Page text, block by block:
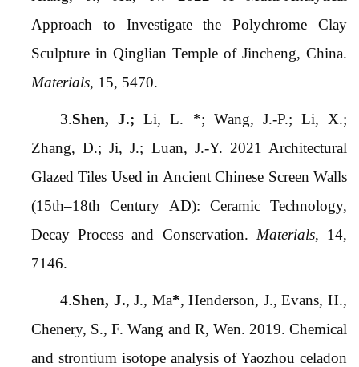
Approach to Investigate the Polychrome Clay
Sculpture in Qinglian Temple of Jincheng, China.
Materials, 15, 5470.
3.Shen, J.; Li, L.
*; Wang, J.-P.; Li, X.;
Zhang, D.; Ji, J.; Luan, J.-Y. 2021 Architectural
Glazed Tiles Used in Ancient Chinese Screen Walls
(15th–18th Century AD): Ceramic Technology,
Decay Process and Conservation. Materials, 14,
7146.
4.Shen, J., J., Ma*, Henderson, J., Evans, H.,
Chenery, S., F. Wang and R, Wen. 2019. Chemical
and strontium isotope analysis of Yaozhou celadon